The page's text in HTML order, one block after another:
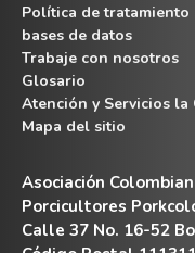
Política de tratamiento
bases de datos
Trabaje con nosotros
Glosario
Atención y Servicios la
Mapa del sitio
Asociación
Porcicultores
Calle 37 No. 16-52